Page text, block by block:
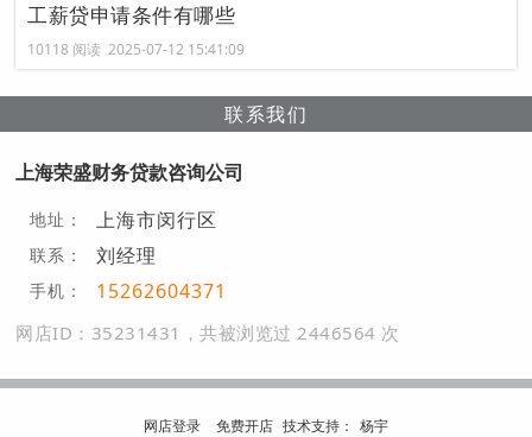
工薪贷申请条件有哪些
10118 阅读 2025-07-12 15:41:09
联系我们
上海荣盛财务贷款咨询公司
地址： 上海市闵行区
联系： 刘经理
手机： 15262604371
网店ID：35231431，共被浏览过 2446564 次
网店登录 免费开店 技术支持 ： 杨宇